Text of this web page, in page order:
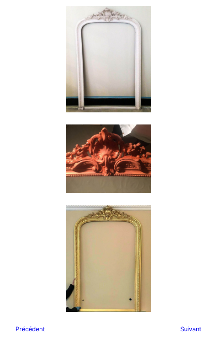
Précédent
Suivant